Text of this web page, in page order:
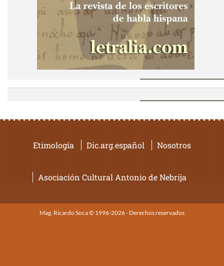
Etimología Dic.arg.español Nosotros
Asociación Cultural Antonio de Nebrija
Mag. Ricardo Soca © 1996-2026 - Derechos reservados